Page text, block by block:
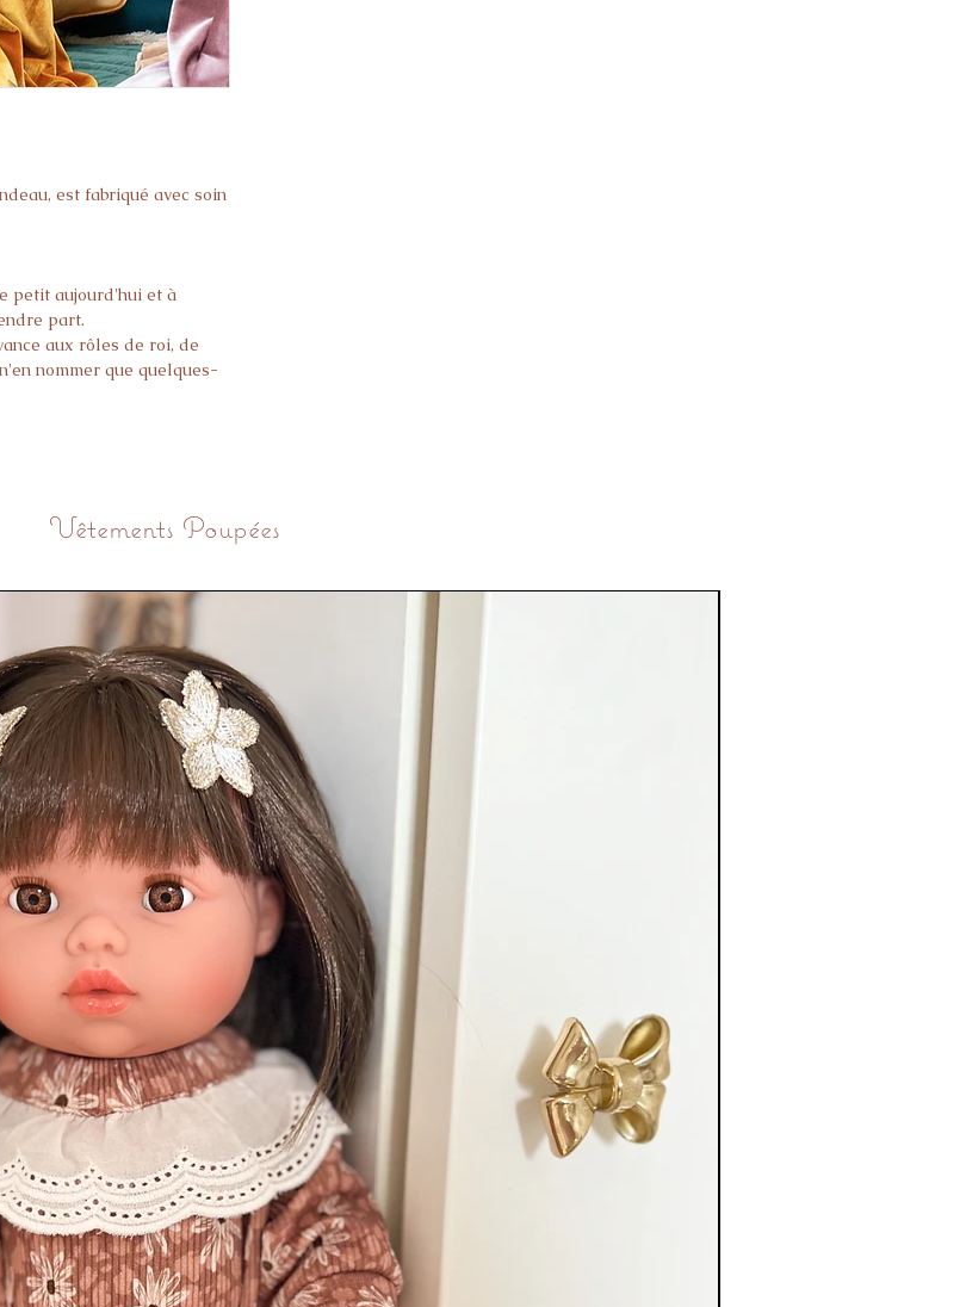
est fabriqué avec soin
petit aujourd'hui et à
part.
aux rôles de roi, de
nommer que quelques-
La magie ne vient
et tous les sorciers. Le
des baguettes et des
magiques, vous devez
Vêtements Poupées